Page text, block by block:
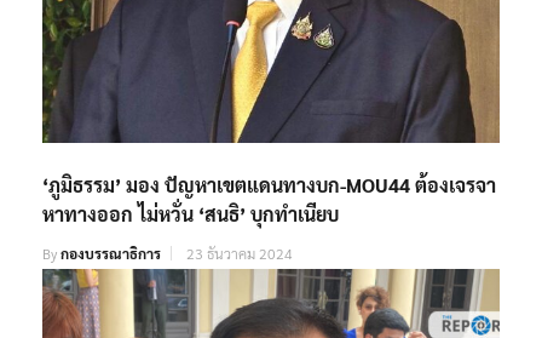
‘ภูมิธรรม’ มอง ปัญหาเขตแดนทางบก-MOU44 ต้องเจรจา
หาทางออก ไม่หวั่น ‘สนธิ’ บุกทำเนียบ
Byกองบรรณาธิการ 23 ธันวาคม 2024